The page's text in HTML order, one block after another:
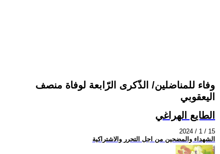
وفاء للمناضلين/ الذّكرى الرّابعة لوفاة منصف
اليعقوبي
الطايع الهراغي
2024 / 1 / 15
الشهداء والمضحين من اجل التحرر والاشتراكية